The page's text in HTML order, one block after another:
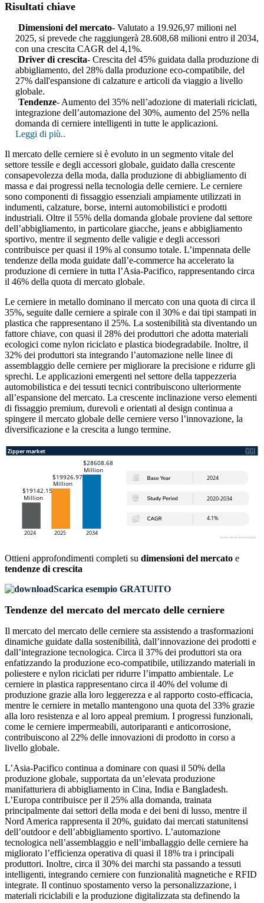
Risultati chiave
Dimensioni del mercato- Valutato a 19.926,97 milioni nel
2025, si prevede che raggiungerà 28.608,68 milioni entro il 2034,
con una crescita CAGR del 4,1%.
Driver di crescita- Crescita del 45% guidata dalla produzione di
abbigliamento, del 28% dalla produzione eco-compatibile, del
27% dall'espansione di calzature e articoli da viaggio a livello
globale.
Tendenze- Aumento del 35% nell’adozione di materiali riciclati,
integrazione dell’automazione del 30%, aumento del 25% nella
domanda di cerniere intelligenti in tutte le applicazioni.
Leggi di più..
Il mercato delle cerniere si è evoluto in un segmento vitale del
settore tessile e degli accessori globale, guidato dalla crescente
consapevolezza della moda, dalla produzione di abbigliamento di
massa e dai progressi nella tecnologia delle cerniere. Le cerniere
sono componenti di fissaggio essenziali ampiamente utilizzati in
indumenti, calzature, borse, interni automobilistici e prodotti
industriali. Oltre il 55% della domanda globale proviene dal settore
dell’abbigliamento, in particolare giacche, jeans e abbigliamento
sportivo, mentre il segmento delle valigie e degli accessori
contribuisce per quasi il 19% al consumo totale. L’impennata delle
tendenze della moda guidate dall’e-commerce ha accelerato la
produzione di cerniere in tutta l’Asia-Pacifico, rappresentando circa
il 46% della quota di mercato globale.
Le cerniere in metallo dominano il mercato con una quota di circa il
35%, seguite dalle cerniere a spirale con il 30% e dai tipi stampati in
plastica che rappresentano il 25%. La sostenibilità sta diventando un
fattore chiave, con quasi il 28% dei produttori che adotta materiali
ecologici come nylon riciclato e plastica biodegradabile. Inoltre, il
32% dei produttori sta integrando l’automazione nelle linee di
assemblaggio delle cerniere per migliorare la precisione e ridurre gli
sprechi. Le applicazioni emergenti nel settore della tappezzeria
automobilistica e dei tessuti tecnici contribuiscono ulteriormente
all’espansione del mercato. La crescente inclinazione verso elementi
di fissaggio premium, durevoli e orientati al design continua a
spingere il mercato globale delle cerniere verso l’innovazione, la
diversificazione e la crescita a lungo termine.
Ottieni approfondimenti completi su dimensioni del mercato e
tendenze di crescita
Scarica esempio GRATUITO
Tendenze del mercato del mercato delle cerniere
Il mercato del mercato delle cerniere sta assistendo a trasformazioni
dinamiche guidate dalla sostenibilità, dall’innovazione dei prodotti e
dall’integrazione tecnologica. Circa il 37% dei produttori sta ora
enfatizzando la produzione eco-compatibile, utilizzando materiali in
poliestere e nylon riciclati per ridurre l’impatto ambientale. Le
cerniere in plastica rappresentano circa il 40% del volume di
produzione grazie alla loro leggerezza e al rapporto costo-efficacia,
mentre le cerniere in metallo mantengono una quota del 33% grazie
alla loro resistenza e al loro appeal premium. I progressi funzionali,
come le cerniere impermeabili, autoriparanti e anticorrosione,
contribuiscono al 22% delle innovazioni di prodotto in corso a
livello globale.
L’Asia-Pacifico continua a dominare con quasi il 50% della
produzione globale, supportata da un’elevata produzione
manifatturiera di abbigliamento in Cina, India e Bangladesh.
L’Europa contribuisce per il 25% alla domanda, trainata
principalmente dai settori della moda e dei beni di lusso, mentre il
Nord America rappresenta il 20%, guidato dai mercati statunitensi
dell’outdoor e dell’abbigliamento sportivo. L’automazione
tecnologica nell’assemblaggio e nell’imballaggio delle cerniere ha
migliorato l’efficienza operativa di quasi il 18% tra i principali
produttori. Inoltre, circa il 30% dei marchi sta passando a tessuti
intelligenti, integrando cerniere con funzionalità magnetiche e RFID
integrate. Il continuo spostamento verso la personalizzazione, i
materiali riciclabili e la produzione digitalizzata sta definendo la